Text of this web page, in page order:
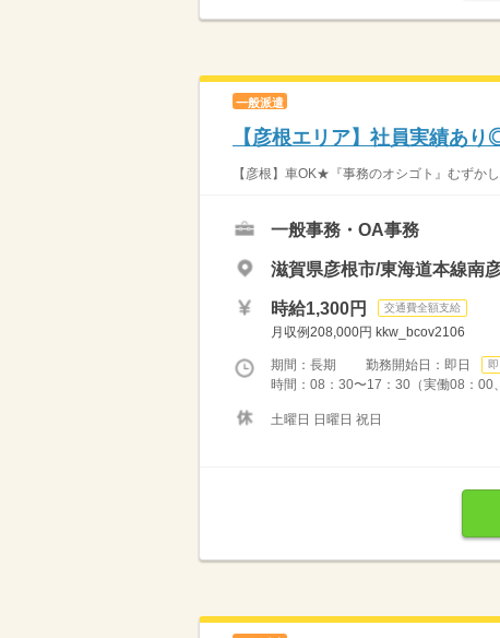
一般派遣
【彦根エリア】社員実績あ
【彦根】車OK★『事務のオシゴト』むずか
一般事務・OA事務
滋賀県彦根市/東海道本線南
時給1,300円 交通費全額支給
月収例208,000円 kkw_bcov2106
期間：長期 勤務開始日：即日
時間：08：30〜17：30（実働08：00
土曜日 日曜日 祝日